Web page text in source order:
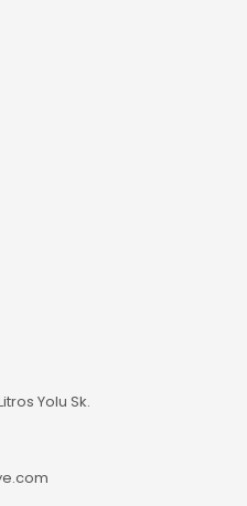
Yolu Sk.